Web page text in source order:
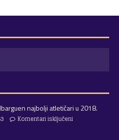
najbolji atletičari u 2018.
Komentari isključeni